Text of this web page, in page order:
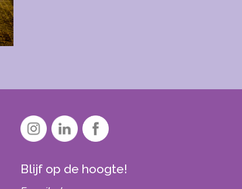
Blijf op de hoogte!